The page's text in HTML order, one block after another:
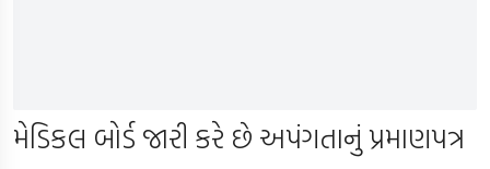
મેડિકલ બોર્ડ જારી કરે છે અપંગતાનું પ્રમાણપત્ર